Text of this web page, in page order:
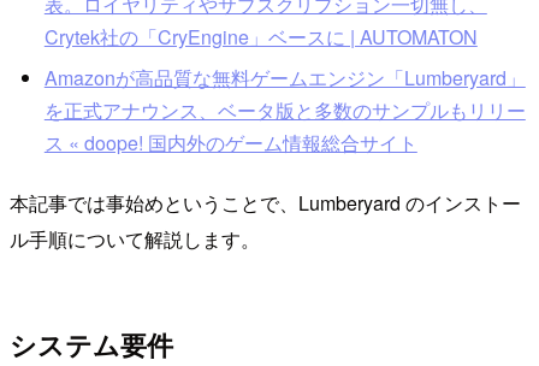
Crytek社の「CryEngine」ベースに | AUTOMATON
Amazonが高品質な無料ゲームエンジン「Lumberyard」
を正式アナウンス、ベータ版と多数のサンプルもリリー
ス « doope! 国内外のゲーム情報総合サイト
本記事では事始めということで、Lumberyard のインストー
ル手順について解説します。
システム要件